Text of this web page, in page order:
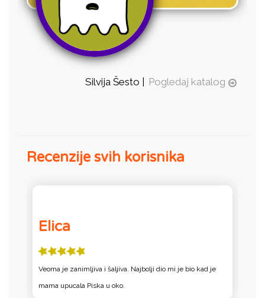
Silvija Šesto | Pogledaj katalog
Recenzije svih korisnika
Elica
Veoma je zanimljiva i šaljiva. Najbolji dio mi je bio kad je
mama upucala Piska u oko.